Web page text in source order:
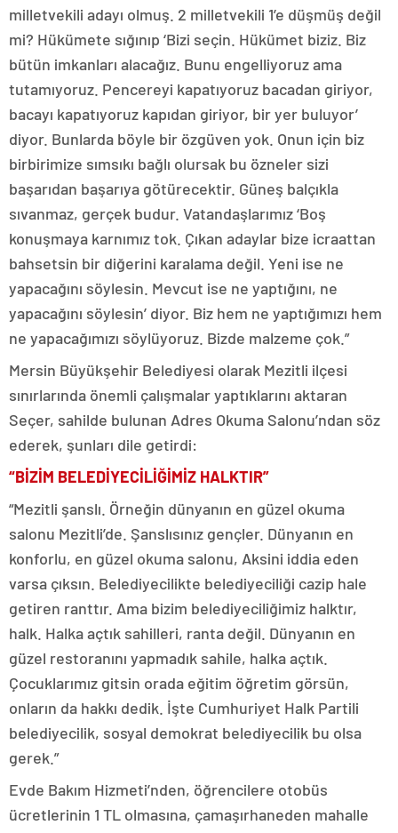
milletvekili adayı olmuş. 2 milletvekili 1’e düşmüş değil
mi? Hükümete sığınıp ‘Bizi seçin. Hükümet biziz. Biz
bütün imkanları alacağız. Bunu engelliyoruz ama
tutamıyoruz. Pencereyi kapatıyoruz bacadan giriyor,
bacayı kapatıyoruz kapıdan giriyor, bir yer buluyor’
diyor. Bunlarda böyle bir özgüven yok. Onun için biz
birbirimize sımsıkı bağlı olursak bu özneler sizi
başarıdan başarıya götürecektir. Güneş balçıkla
sıvanmaz, gerçek budur. Vatandaşlarımız ‘Boş
konuşmaya karnımız tok. Çıkan adaylar bize icraattan
bahsetsin bir diğerini karalama değil. Yeni ise ne
yapacağını söylesin. Mevcut ise ne yaptığını, ne
yapacağını söylesin’ diyor. Biz hem ne yaptığımızı hem
ne yapacağımızı söylüyoruz. Bizde malzeme çok.”
Mersin Büyükşehir Belediyesi olarak Mezitli ilçesi
sınırlarında önemli çalışmalar yaptıklarını aktaran
Seçer, sahilde bulunan Adres Okuma Salonu’ndan söz
ederek, şunları dile getirdi:
“BİZİM BELEDİYECİLİĞİMİZ HALKTIR”
“Mezitli şanslı. Örneğin dünyanın en güzel okuma
salonu Mezitli’de. Şanslısınız gençler. Dünyanın en
konforlu, en güzel okuma salonu, Aksini iddia eden
varsa çıksın. Belediyecilikte belediyeciliği cazip hale
getiren ranttır. Ama bizim belediyeciliğimiz halktır,
halk. Halka açtık sahilleri, ranta değil. Dünyanın en
güzel restoranını yapmadık sahile, halka açtık.
Çocuklarımız gitsin orada eğitim öğretim görsün,
onların da hakkı dedik. İşte Cumhuriyet Halk Partili
belediyecilik, sosyal demokrat belediyecilik bu olsa
gerek.”
Evde Bakım Hizmeti’nden, öğrencilere otobüs
ücretlerinin 1 TL olmasına, çamaşırhaneden mahalle